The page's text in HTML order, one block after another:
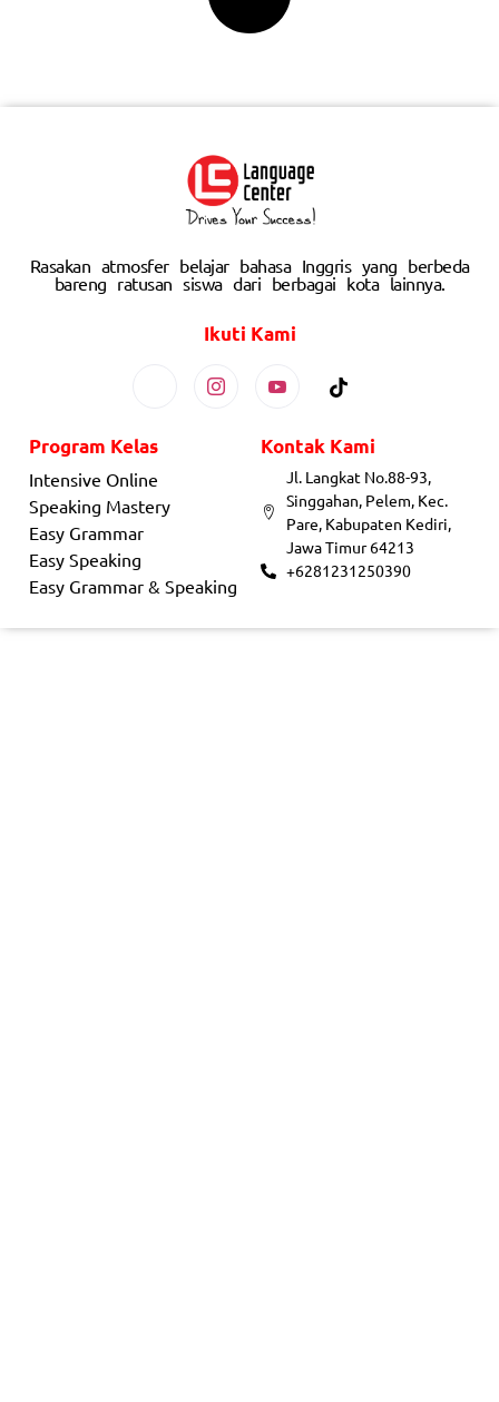
Rasakan atmosfer belajar bahasa Inggris yang berbeda
bareng ratusan siswa dari berbagai kota lainnya.
Ikuti Kami
Program Kelas
Intensive Online
Speaking Mastery
Easy Grammar
Easy Speaking
Easy Grammar & Speaking
Kontak Kami
Jl. Langkat No.88-93,
Singgahan, Pelem, Kec.
Pare, Kabupaten Kediri,
Jawa Timur 64213
+6281231250390